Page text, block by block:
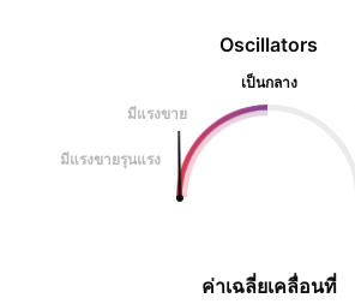
Oscillators
เป็นกลาง
มีแรงขาย
มีแรงขายรุนแรง
ค่าเฉลี่ยเคลื่อนที่